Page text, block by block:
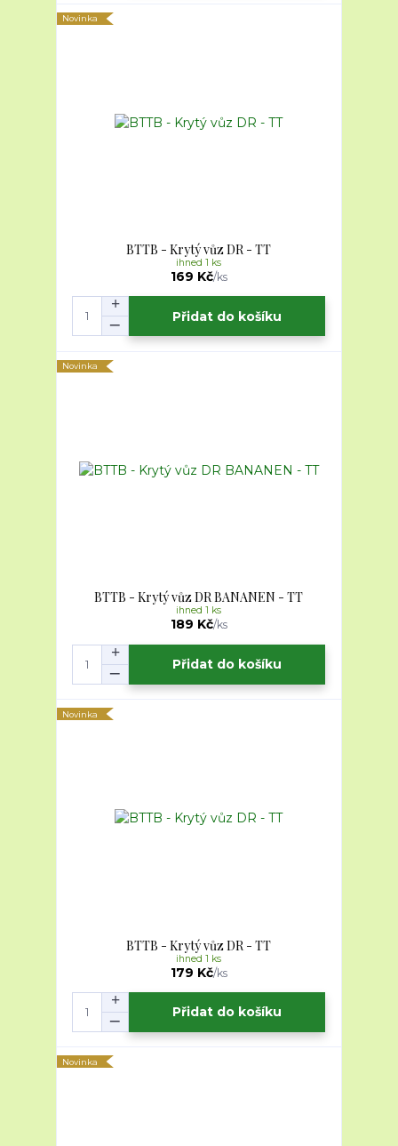
Novinka
BTTB - Krytý vůz DR - TT
169 Kč/ks
ihned 1 ks
Přidat do košíku
Novinka
BTTB - Krytý vůz DR BANANEN - TT
189 Kč/ks
ihned 1 ks
Přidat do košíku
Novinka
BTTB - Krytý vůz DR - TT
179 Kč/ks
ihned 1 ks
Přidat do košíku
Novinka